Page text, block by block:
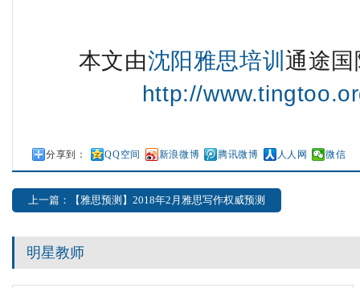
本文由沈阳雅思培训 通途
http://
分享到： QQ空间 新浪微博 腾讯微博 人人网 微信
上一篇：【雅思预测】2018年2月雅思写作权威预测
明星教师